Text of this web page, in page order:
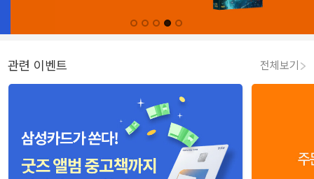
관련 이벤트 전체보기